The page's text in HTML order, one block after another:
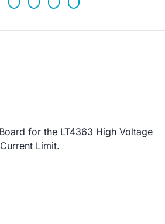
for the LT4363 High Voltage
Limit.